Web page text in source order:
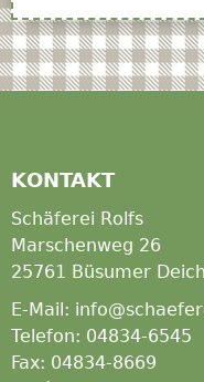
KONTAKT
Schäferei Rolfs
Marschenweg 26
25761 Büsumer
E-Mail:
Telefon: 04834-6545
Fax: 04834-8669